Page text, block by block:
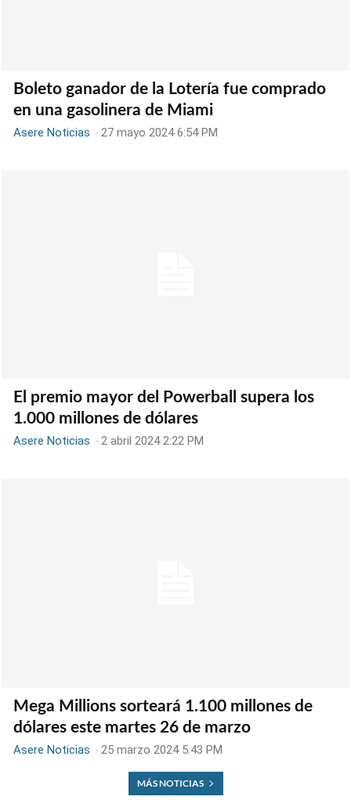
Boleto ganador de la Lotería fue comprado
en una gasolinera de Miami
Asere Noticias -27 mayo 2024 6:54 PM
El premio mayor del Powerball supera los
1.000 millones de dólares
Asere Noticias -2 abril 2024 2:22 PM
Mega Millions sorteará 1.100 millones de
dólares este martes 26 de marzo
Asere Noticias - 25 marzo 2024 5:43 PM
MÁS NOTICIAS